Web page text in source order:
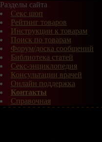
Разделы сайта
Секс шоп
Рейтинг товаров
Инструкции к товарам
Поиск по товарам
Форум/доска сообщений
Библиотека статей
Секс-энциклопедия
Консультации врачей
Онлайн поддержка
Контакты
Справочная